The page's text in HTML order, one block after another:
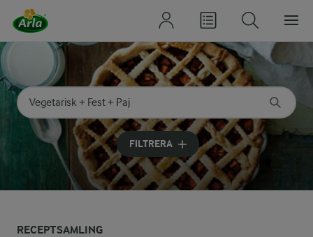
Sök på kategori eller ingrediens
Skriv in sökord för att få förslag
FILTRERA
RECEPTSAMLING